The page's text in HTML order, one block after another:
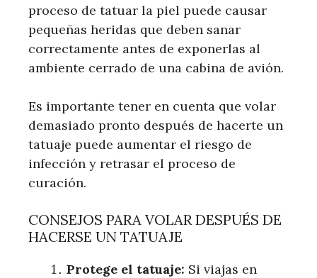
proceso de tatuar la piel puede causar
pequeñas heridas que deben sanar
correctamente antes de exponerlas al
ambiente cerrado de una cabina de avión.
Es importante tener en cuenta que volar
demasiado pronto después de hacerte un
tatuaje puede aumentar el riesgo de
infección y retrasar el proceso de
curación.
CONSEJOS PARA VOLAR DESPUÉS DE
HACERSE UN TATUAJE
Protege el tatuaje: Si viajas en